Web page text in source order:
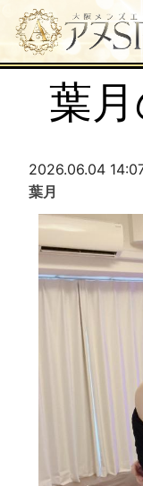
葉
2026.06.04
葉月